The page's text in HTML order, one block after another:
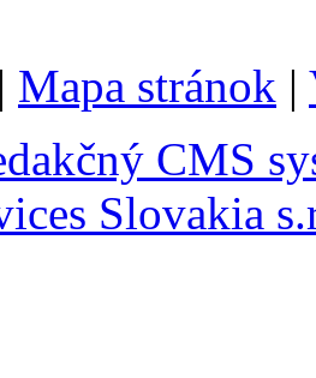
Mapa stránok |
CMS
Slovakia